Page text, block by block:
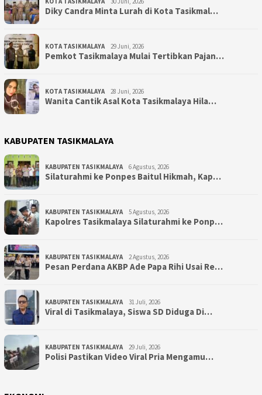
Diky Candra Minta Lurah di Kota Tasikmal…
KOTA TASIKMALAYA 29 Juni, 2026
Pemkot Tasikmalaya Mulai Tertibkan Pajan…
KOTA TASIKMALAYA 28 Juni, 2026
Wanita Cantik Asal Kota Tasikmalaya Hila…
KABUPATEN TASIKMALAYA
KABUPATEN TASIKMALAYA 6 Agustus, 2026
Silaturahmi ke Ponpes Baitul Hikmah, Kap…
KABUPATEN TASIKMALAYA 5 Agustus, 2026
Kapolres Tasikmalaya Silaturahmi ke Ponp…
KABUPATEN TASIKMALAYA 2 Agustus, 2026
Pesan Perdana AKBP Ade Papa Rihi Usai Re…
KABUPATEN TASIKMALAYA 31 Juli, 2026
Viral di Tasikmalaya, Siswa SD Diduga Di…
KABUPATEN TASIKMALAYA 29 Juli, 2026
Polisi Pastikan Video Viral Pria Mengamu…